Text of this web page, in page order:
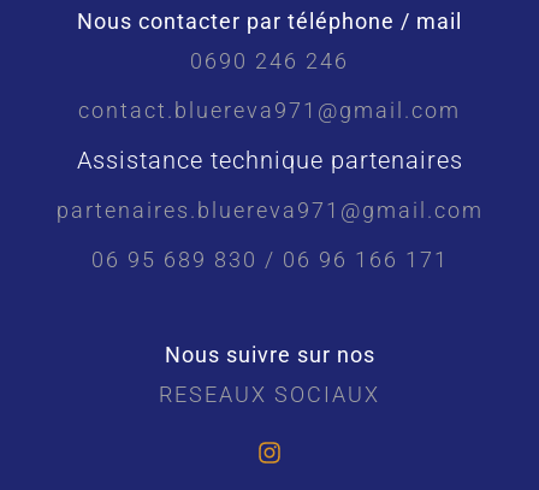
Nous contacter par téléphone / mail
0690 246 246
contact.bluereva971@gmail.com
Assistance technique partenaires
partenaires.bluereva971@gmail.com
06 95 689 830 / 06 96 166 171
Nous suivre sur nos
RESEAUX SOCIAUX